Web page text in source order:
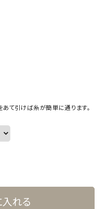
て引けば糸が簡単に通ります。
入れる